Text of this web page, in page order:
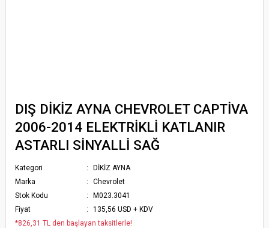
DIŞ DİKİZ AYNA CHEVROLET CAPTİVA
2006-2014 ELEKTRİKLİ KATLANIR
ASTARLI SİNYALLİ SAĞ
Kategori
DİKİZ AYNA
Marka
Chevrolet
Stok Kodu
M023.3041
Fiyat
135,56 USD + KDV
*826,31 TL den başlayan taksitlerle!